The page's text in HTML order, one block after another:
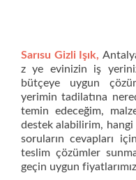
Sarısu Gizli Işık,
z ye evinizin iş
bütçeye uygun
yerimin tadilatına
temin edeceğim,
destek alabilirim, hangi
soruların cevapları
teslim çözümler
geçin uygun